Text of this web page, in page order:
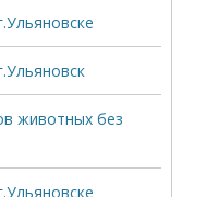
животных без